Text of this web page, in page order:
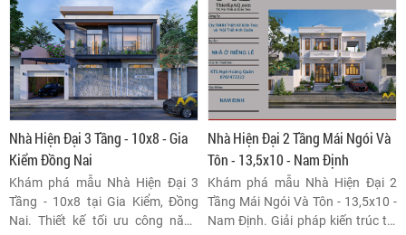
và phong cách tối giản, tinh tế.
sống cao cấp và giá trị đầu tư bền
vững. Đừng bỏ lỡ cơ hội sở hữu tổ
ấm lý tưởng này!
Nhà Hiện Đại 3 Tầng - 10x8 - Gia
Kiểm Đồng Nai
Khám phá mẫu Nhà Hiện Đại 3
Tầng - 10x8 tại Gia Kiểm, Đồng
Nai. Thiết kế tối ưu công năng
Nhà Hiện Đại 2 Tầng Mái Ngói Và
Tôn - 13,5x10 - Nam Định
Khám phá mẫu Nhà Hiện Đại 2
Tầng Mái Ngói Và Tôn - 13,5x10 -
Nam Định. Giải pháp kiến trúc tối